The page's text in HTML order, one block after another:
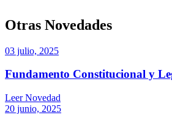
Otras Novedades
03 julio, 2025
Fundamento Constitucional y
Leer Novedad
20 junio, 2025